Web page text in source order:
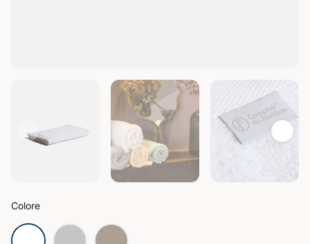
Colore